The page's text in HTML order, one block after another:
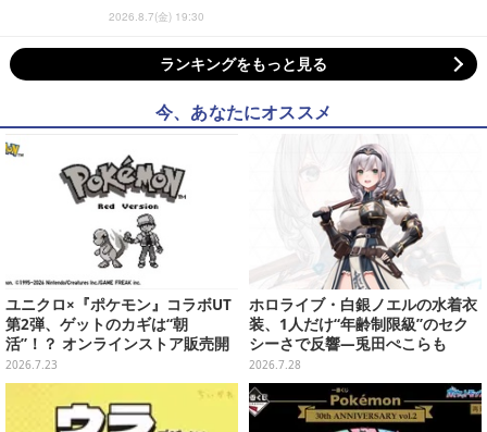
2026.8.7(金) 19:30
ランキングをもっと見る
今、あなたにオススメ
ユニクロ×『ポケモン』コラボUT
第2弾、ゲットのカギは“朝
活”！？ オンラインストア販売開
始は当日8時15分から
2026.7.23
ホロライブ・白銀ノエルの水着衣
装、1人だけ“年齢制限級”のセク
シーさで反響―兎田ぺこらも
「こ、こんなことが許されていい
のか？」と興奮隠せず
2026.7.28